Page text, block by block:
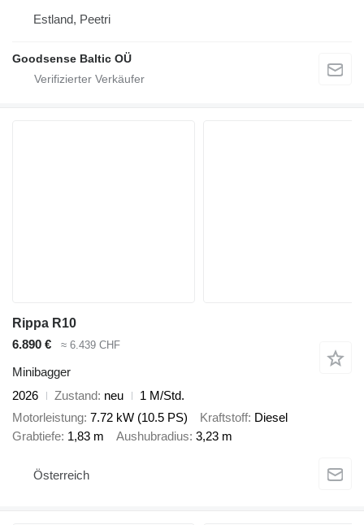
Estland, Peetri
Goodsense Baltic OÜ
Rippa R10
6.890 €
≈ 6.439 CHF
Minibagger
2026
Zustand neu
1 M/Std.
Motorleistung 7.72 kW (10.5 PS) Kraftstoff Diesel
Grabtiefe 1,83 m Aushubradius 3,23 m
Österreich